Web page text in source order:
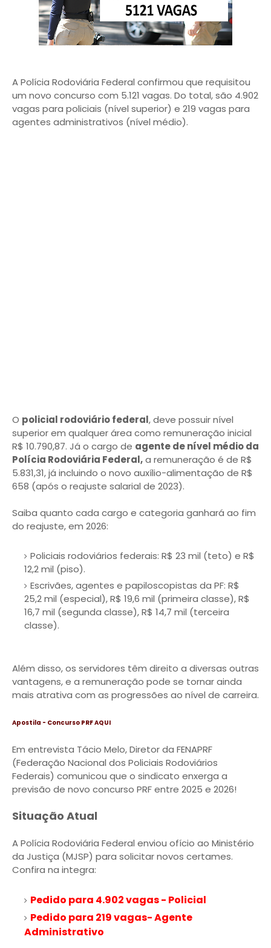
A Polícia Rodoviária Federal confirmou que requisitou
um novo concurso com 5.121 vagas. Do total, são 4.902
vagas para policiais (nível superior) e 219 vagas para
agentes administrativos (nível médio).
O policial rodoviário federal, deve possuir nível
superior em qualquer área como remuneração inicial
R$ 10.790,87. Já o cargo de agente de nível médio da
Polícia Rodoviária Federal,a remuneração é de R$
5.831,31, já incluindo o novo auxílio-alimentação de R$
658 (após o reajuste salarial de 2023).
Saiba quanto cada cargo e categoria ganhará ao fim
do reajuste, em 2026:
Policiais rodoviários federais: R$ 23 mil (teto) e R$
12,2 mil (piso).
Escrivães, agentes e papiloscopistas da PF: R$
25,2 mil (especial), R$ 19,6 mil (primeira classe), R$
16,7 mil (segunda classe), R$ 14,7 mil (terceira
classe).
Além disso, os servidores têm direito a diversas outras
vantagens, e a remuneração pode se tornar ainda
mais atrativa com as progressões ao nível de carreira.
Apostila - Concurso PRF AQUI
Em entrevista Tácio Melo, Diretor da FENAPRF
(Federação Nacional dos Policiais Rodoviários
Federais) comunicou que o sindicato enxerga a
previsão de novo concurso PRF entre 2025 e 2026!
Situação Atual
A Polícia Rodoviária Federal enviou ofício ao Ministério
da Justiça (MJSP) para solicitar novos certames.
Confira na integra:
Pedido para 4.902 vagas - Policial
Pedido para 219 vagas- Agente
Administrativo